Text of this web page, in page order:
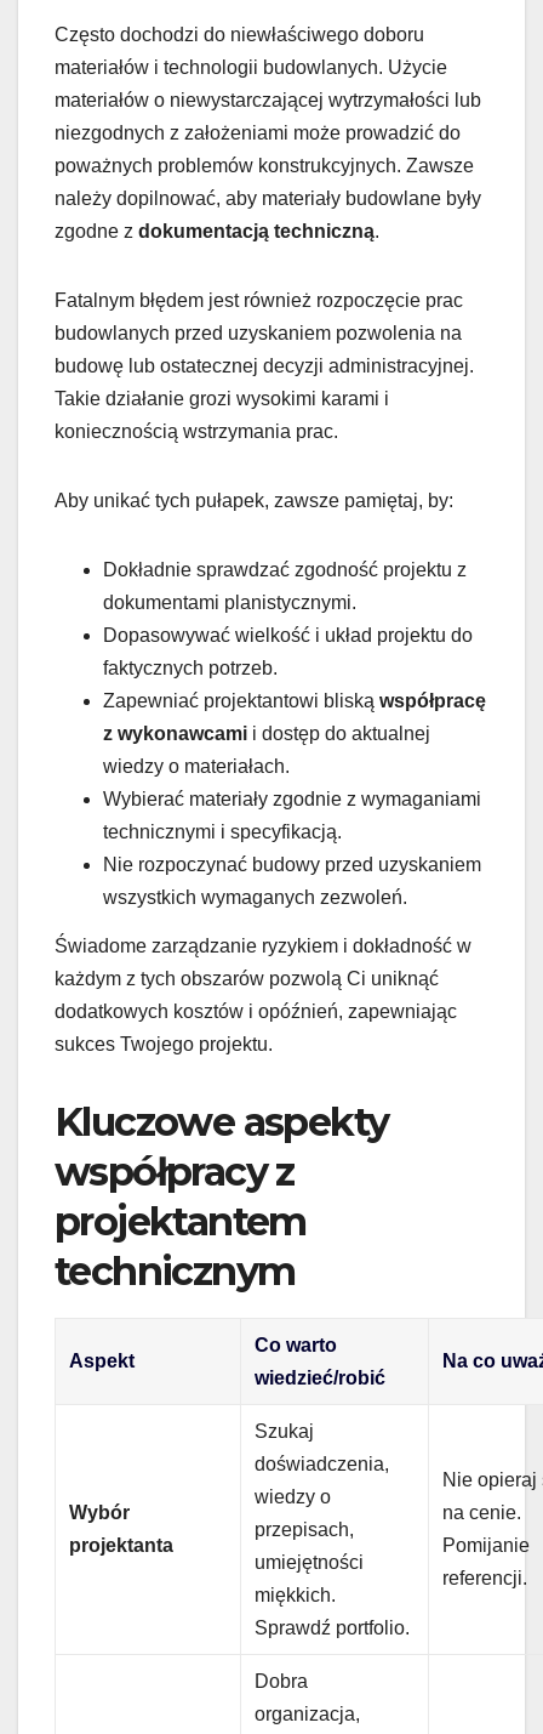
Często dochodzi do niewłaściwego doboru
materiałów i technologii budowlanych. Użycie
materiałów o niewystarczającej wytrzymałości lub
niezgodnych z założeniami może prowadzić do
poważnych problemów konstrukcyjnych. Zawsze
należy dopilnować, aby materiały budowlane były
zgodne z dokumentacją techniczną.
Fatalnym błędem jest również rozpoczęcie prac
budowlanych przed uzyskaniem pozwolenia na
budowę lub ostatecznej decyzji administracyjnej.
Takie działanie grozi wysokimi karami i
koniecznością wstrzymania prac.
Aby unikać tych pułapek, zawsze pamiętaj, by:
Dokładnie sprawdzać zgodność projektu z
dokumentami planistycznymi.
Dopasowywać wielkość i układ projektu do
faktycznych potrzeb.
Zapewniać projektantowi bliską współpracę
z wykonawcami i dostęp do aktualnej
wiedzy o materiałach.
Wybierać materiały zgodnie z wymaganiami
technicznymi i specyfikacją.
Nie rozpoczynać budowy przed uzyskaniem
wszystkich wymaganych zezwoleń.
Świadome zarządzanie ryzykiem i dokładność w
każdym z tych obszarów pozwolą Ci uniknąć
dodatkowych kosztów i opóźnień, zapewniając
sukces Twojego projektu.
Kluczowe aspekty
współpracy z
projektantem
technicznym
Aspekt
Co warto
wiedzieć/robić
Na co
Wybór
projektanta
Szukaj
doświadczenia,
wiedzy o
przepisach,
umiejętności
miękkich.
Sprawdź portfolio.
Nie opieraj
na cenie.
Pomijanie
referencji.
Dobra
organizacja,